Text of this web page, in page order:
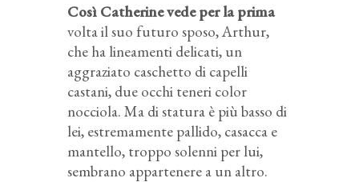
Così Catherine vede per la prima
volta il suo futuro sposo, Arthur,
che ha lineamenti delicati, un
aggraziato caschetto di capelli
castani, due occhi teneri color
nocciola. Ma di statura è più basso di
lei, estremamente pallido, casacca e
mantello, troppo solenni per lui,
sembrano appartenere a un altro.